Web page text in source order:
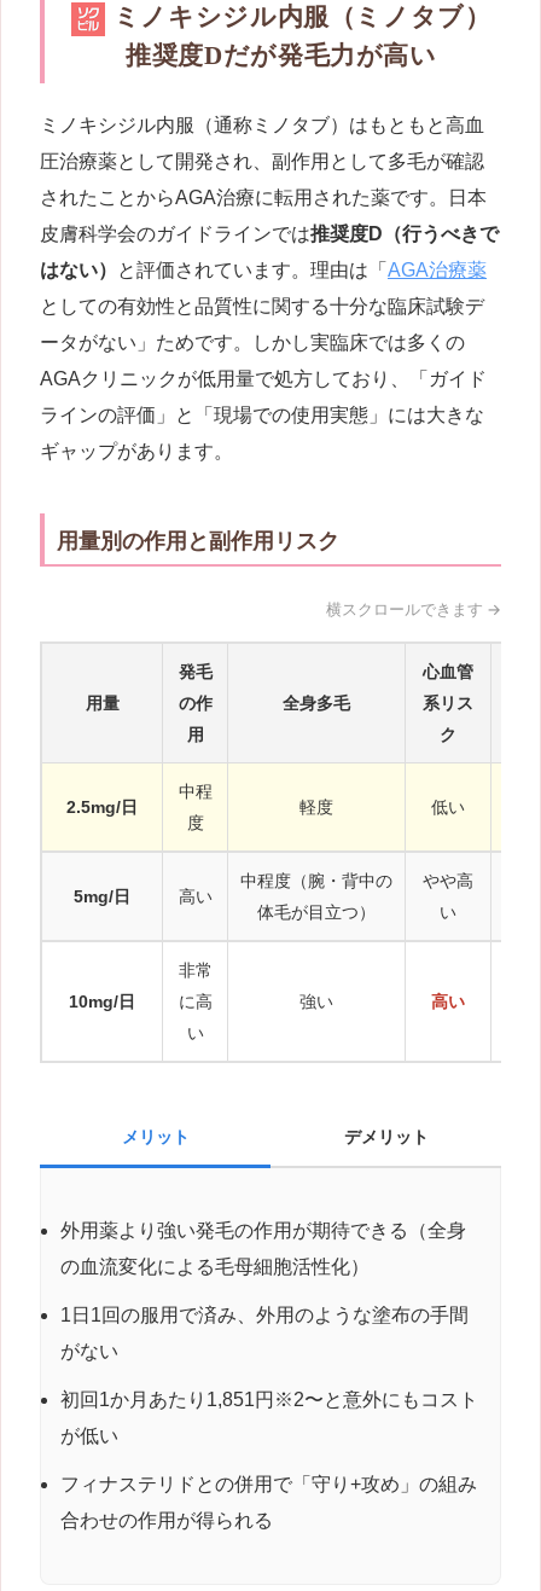
ミノキシジル内服（ミノタブ）
推奨度Dだが発毛力が高い
ミノキシジル内服（通称ミノタブ）はもともと高血
圧治療薬として開発され、副作用として多毛が確認
されたことからAGA治療に転用された薬です。日本
皮膚科学会のガイドラインでは推奨度D（行うべきで
はない）
と評価されています。理由は「 AGA治療薬
としての有効性と品質性に関する十分な臨床試験デ
ータがない」ためです。しかし実臨床では多くの
AGAクリニックが低用量で処方しており、「ガイド
ラインの評価」と「現場での使用実態」には大きな
ギャップがあります。
用量別の作用と副作用リスク
用量
発毛
の作
用
全身多毛
心血管
系リス
ク
2.5mg/日
中程
度
軽度 低い
5mg/日 高い
中程度（腕・背中の
体毛が目立つ）
やや高
い
10mg/日
非常
に高
い
強い 高い
メリット デメリット
外用薬より強い発毛の作用が期待できる（全身
の血流変化による毛母細胞活性化）
1日1回の服用で済み、外用のような塗布の手間
がない
初回1か月あたり1,851円※2〜と意外にもコスト
が低い
フィナステリドとの併用で「守り+攻め」の組み
合わせの作用が得られる